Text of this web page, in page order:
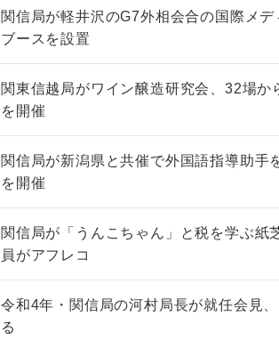
関信局が軽井沢のG7外相会合の国際メ
ブースを設置
関東信越局がワイン醸造研究会、32場
を開催
関信局が新潟県と共催で外国語指導助手
を開催
関信局が「うんこちゃん」と税を学ぶ紙
員がアフレコ
令和4年・関信局の河村局長が就任会見
る